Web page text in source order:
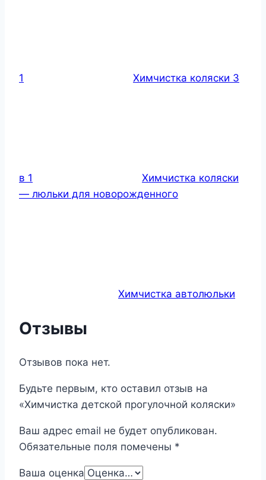
1 Химчистка коляски 3
в 1
Химчистка коляски
— люльки для новорожденного
Химчистка автолюльки
Отзывы
Отзывов пока нет.
Будьте первым, кто оставил отзыв на
«Химчистка детской прогулочной коляски»
Ваш адрес email не будет опубликован.
Обязательные поля помечены *
Ваша оценка